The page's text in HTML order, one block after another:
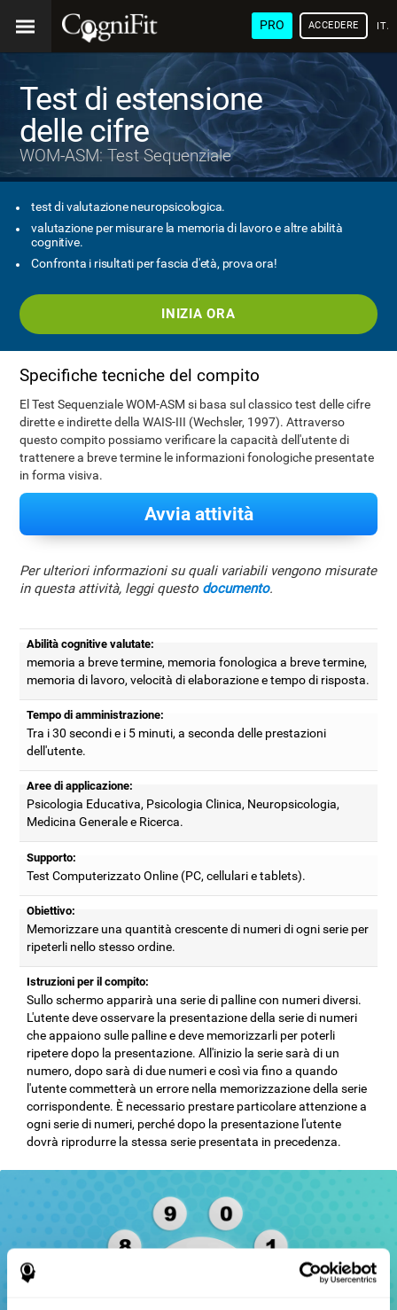
PRO ACCEDERE
Test di estensione
delle cifre
WOM-ASM: Test Sequenziale
test di valutazione neuropsicologica.
valutazione per misurare la memoria di lavoro e altre abilità
cognitive.
Confronta i risultati per fascia d'età, prova ora!
INIZIA ORA
Specifiche tecniche del compito
El Test Sequenziale WOM-ASM si basa sul classico test delle cifre
dirette e indirette della WAIS-III (Wechsler, 1997). Attraverso
questo compito possiamo verificare la capacità dell'utente di
trattenere a breve termine le informazioni fonologiche presentate
in forma visiva.
Avvia attività
Per ulteriori informazioni su quali variabili vengono misurate
in questa attività, leggi questo documento.
Abilità cognitive valutate:
memoria a breve termine, memoria fonologica a breve termine,
memoria di lavoro, velocità di elaborazione e tempo di risposta.
Tempo di amministrazione:
Tra i 30 secondi e i 5 minuti, a seconda delle prestazioni
dell'utente.
Aree di applicazione:
Psicologia Educativa, Psicologia Clinica, Neuropsicologia,
Medicina Generale e Ricerca.
Supporto:
Test Computerizzato Online (PC, cellulari e tablets).
Obiettivo:
Memorizzare una quantità crescente di numeri di ogni serie per
ripeterli nello stesso ordine.
Istruzioni per il compito:
Sullo schermo apparirà una serie di palline con numeri diversi.
L'utente deve osservare la presentazione della serie di numeri
che appaiono sulle palline e deve memorizzarli per poterli
ripetere dopo la presentazione. All'inizio la serie sarà di un
numero, dopo sarà di due numeri e così via fino a quando
l'utente commetterà un errore nella memorizzazione della serie
corrispondente. È necessario prestare particolare attenzione a
ogni serie di numeri, perché dopo la presentazione l'utente
dovrà riprodurre la stessa serie presentata in precedenza.